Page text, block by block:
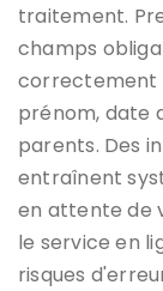
traitement.
champs
correctement
prénom, date
parents. Des
entraînent
en attente de
le service en
risques